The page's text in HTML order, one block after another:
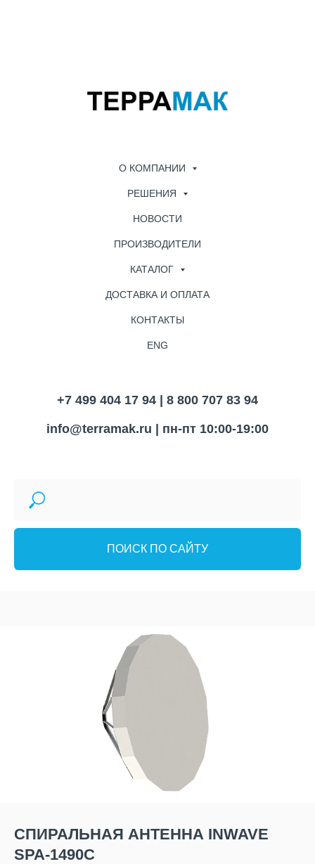
О КОМПАНИИ
РЕШЕНИЯ
НОВОСТИ
ПРОИЗВОДИТЕЛИ
КАТАЛОГ
ДОСТАВКА И ОПЛАТА
КОНТАКТЫ
ENG
+7 499 404 17 94 | 8 800 707 83 94
info@terramak.ru | пн-пт 10:00-19:00
ПОИСК ПО САЙТУ
СПИРАЛЬНАЯ АНТЕННА INWAVE
SPA-1490C